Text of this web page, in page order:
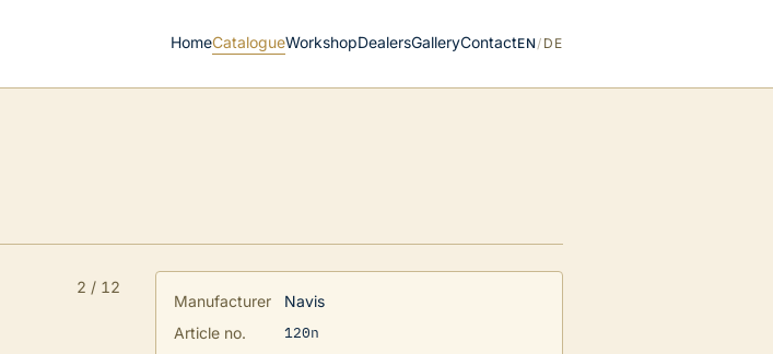
HomeCatalogueWorkshopDealersGalleryContactEN/ DE
2 / 12
Manufacturer
Navis
Article no.
120n